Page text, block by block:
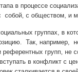
в процессе
собой, с обществом, и
группах, в
Так, например,
референтных групп, не
в конфликт с